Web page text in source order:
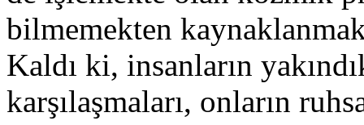
bilmemekten
Kaldı ki, insanların
karşılaşmaları, onların